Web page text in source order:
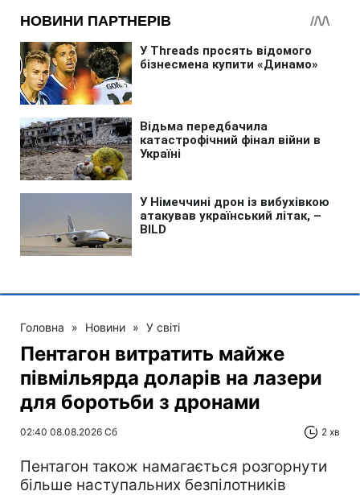
Головна » Новини » У світі
Пентагон витратить майже
півмільярда доларів на лазери
для боротьби з дронами
02:40 08.08.2026 Сб 2 хв
Пентагон також намагається розгорнути
більше наступальних безпілотників